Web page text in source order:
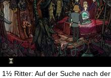
1½ Ritter: Auf der Suche nach der